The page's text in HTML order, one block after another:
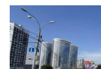
Более 7 тысяч
от СФР
Ветеран СВО выявил рак